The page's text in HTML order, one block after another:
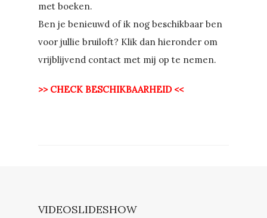
met boeken.
Ben je benieuwd of ik nog beschikbaar ben
voor jullie bruiloft? Klik dan hieronder om
vrijblijvend contact met mij op te nemen.
>> CHECK BESCHIKBAARHEID <<
VIDEOSLIDESHOW